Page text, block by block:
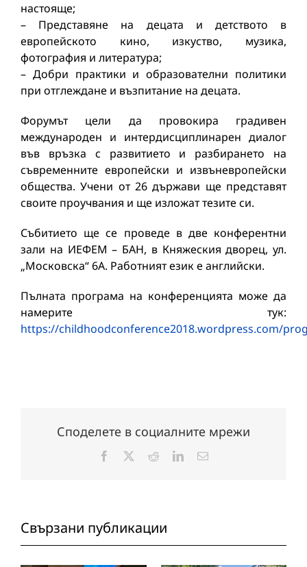
настояще;
– Представяне на децата и детството в
европейското кино, изкуство, музика,
фотография и литература;
– Добри практики и образователни политики
при отглеждане и възпитание на децата.
Форумът цели да провокира градивен
международен и интердисциплинарен диалог
във връзка с развитието и разбирането на
съвременните европейски и извъневропейски
общества. Учени от 26 държави ще представят
своите проучвания и ще изложат тезите си.
Събитието ще се проведе в две конферентни
зали на ИЕФЕМ – БАН, в Княжеския дворец, ул.
„Московска“ 6А. Работният език е английски.
Пълната програма на конференцията може да
намерите тук:
https://childhoodconference2018.wordpress.com/
Споделете в социалните мрежи
Facebook RedditLinkedInЕлектронна
Свързани публикации